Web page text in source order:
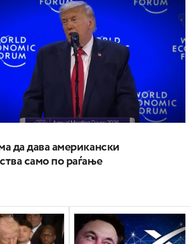
да дава американски
само по раѓање